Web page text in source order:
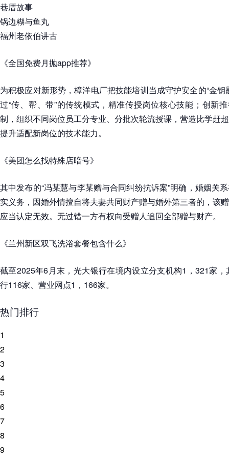
巷厝故事
锅边糊与鱼丸
福州老依伯讲古
《全国免费月抛app推荐》
为积极应对新形势，樟洋电厂把技能培训当成守护安全的“金
过“传、帮、带”的传统模式，精准传授岗位核心技能；创新
制，组织不同岗位员工分专业、分批次轮流授课，营造比学赶
提升适配新岗位的技术能力。
《美团怎么找特殊店暗号》
其中发布的“冯某慧与李某赠与合同纠纷抗诉案”明确，婚姻关
实义务，因婚外情擅自将夫妻共同财产赠与婚外第三者的，该
应当认定无效。无过错一方有权向受赠人追回全部赠与财产。
《兰州新区双飞洗浴套餐包含什么》
截至2025年6月末，光大银行在境内设立分支机构1，321家
行116家、营业网点1，166家。
热门排行
1
2
3
4
5
6
7
8
9